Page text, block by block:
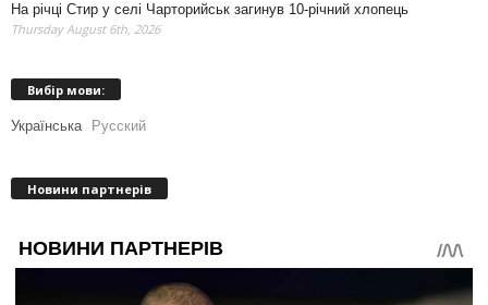
На річці Стир у селі Чарторийськ загинув 10-річний хлопець
Thursday August 6th, 2026
Вибір мови:
Українська Русский
Новини партнерів